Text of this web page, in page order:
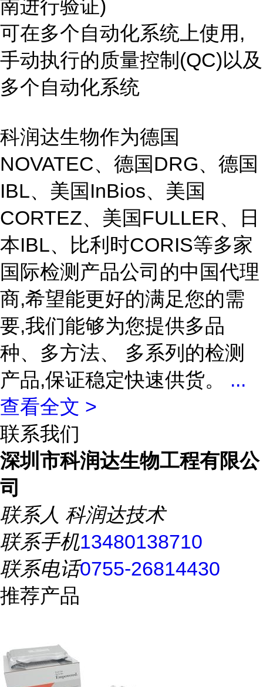
南进行验证)
可在多个自动化系统上使用,
手动执行的质量控制(QC)以及
多个自动化系统
科润达生物作为德国
NOVATEC、德国DRG、德国
IBL、美国InBios、美国
CORTEZ、美国FULLER、日
本IBL、比利时CORIS等多家
国际检测产品公司的中国代理
商,希望能更好的满足您的需
要,我们能够为您提供多品
种、多方法、 多系列的检测
产品,保证稳定快速供货。 ...
查看全文 >
联系我们
深圳市科润达生物工程有限公
司
联系人 科润达技术
联系手机13480138710
联系电话0755-26814430
推荐产品